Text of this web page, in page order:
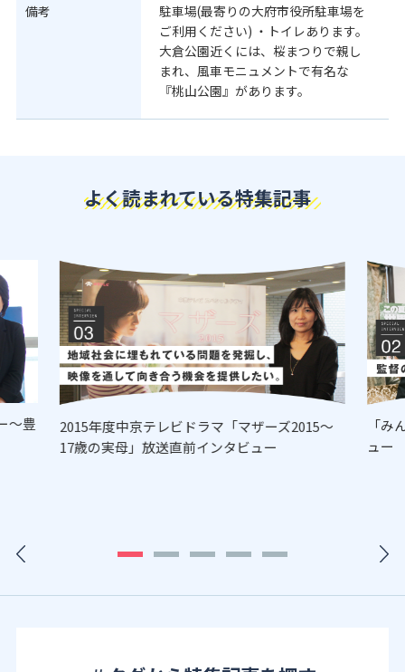
備考
駐車場(最寄りの大府市役所駐車場を
ご利用ください) ・トイレあります。
大倉公園近くには、桜まつりで親し
まれ、風車モニュメントで有名な
『桃山公園』があります。
よく読まれている特集記事
～豊
2015年度中京テレビドラマ「マザーズ2015～
17歳の実母」放送直前インタビュー
「
ュー